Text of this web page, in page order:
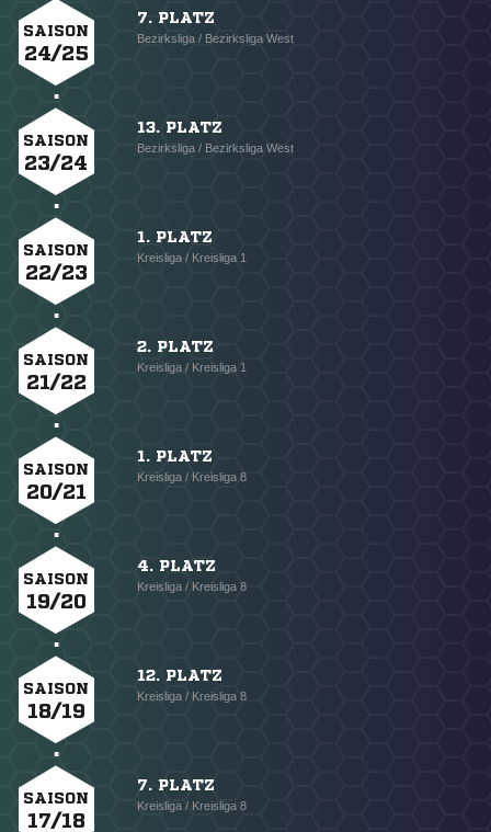
SAISON
24/25
7. PLATZ
Bezirksliga / Bezirksliga West
SAISON
23/24
13. PLATZ
Bezirksliga / Bezirksliga West
SAISON
22/23
1. PLATZ
Kreisliga / Kreisliga 1
SAISON
21/22
2. PLATZ
Kreisliga / Kreisliga 1
SAISON
20/21
1. PLATZ
Kreisliga / Kreisliga 8
SAISON
19/20
4. PLATZ
Kreisliga / Kreisliga 8
SAISON
18/19
12. PLATZ
Kreisliga / Kreisliga 8
SAISON
17/18
7. PLATZ
Kreisliga / Kreisliga 8